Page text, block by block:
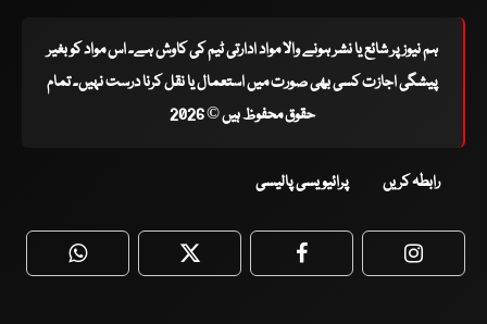
ہم نیوز پر شائع یا نشر ہونے والا مواد ادارتی ٹیم کی کاوش ہے۔ اس مواد کو بغیر
پیشگی اجازت کسی بھی صورت میں استعمال یا نقل کرنا درست نہیں۔ تمام
حقوق محفوظ ہیں © 2026
رابطہ کریں پرائیویسی پالیسی
WhatsApp Twitter Facebook